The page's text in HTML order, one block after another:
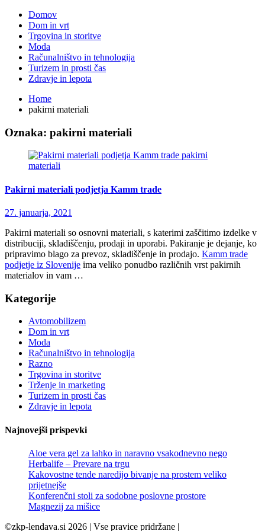
Domov
Dom in vrt
Trgovina in storitve
Moda
Računalništvo in tehnologija
Turizem in prosti čas
Zdravje in lepota
Home
pakirni materiali
Oznaka: pakirni materiali
pakirni
materiali
Pakirni materiali podjetja Kamm trade
27. januarja, 2021
Pakirni materiali so osnovni materiali, s katerimi zaščitimo izdelke v
distribuciji, skladiščenju, prodaji in uporabi. Pakiranje je dejanje, ko
pripravimo blago za prevoz, skladiščenje in prodajo. Kamm trade
podjetje iz Slovenije ima veliko ponudbo različnih vrst pakirnih
materialov in vam …
Kategorije
Avtomobilizem
Dom in vrt
Moda
Računalništvo in tehnologija
Razno
Trgovina in storitve
Trženje in marketing
Turizem in prosti čas
Zdravje in lepota
Najnovejši prispevki
Aloe vera gel za lahko in naravno vsakodnevno nego
Herbalife – Prevare na trgu
Kakovostne tende naredijo bivanje na prostem veliko
prijetnejše
Konferenčni stoli za sodobne poslovne prostore
Magnezij za mišice
©zkp-lendava.si 2026 | Vse pravice pridržane |